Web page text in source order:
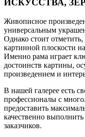
ИСКУССТВА,
Живописное
универсальным
Однако стоит
картинной плоскости
Именно рама играет
достоинств картины,
произведением и
В нашей галерее есть
профессионалы с
предоставить
качественно
заказчиков.